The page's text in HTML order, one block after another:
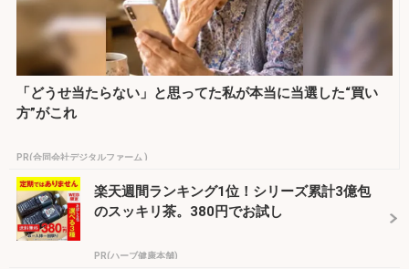
「どうせ当たらない」と思ってた私が本当に当選した“買い
方”がこれ
PR(合同会社デジタルファーム )
楽天週間ランキング1位！シリーズ累計3億包
のスッキリ茶。380円でお試し
PR(ハーブ健康本舗)